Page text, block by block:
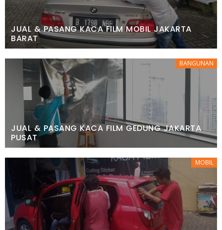
JUAL & PASANG KACA FILM MOBIL JAKARTA
BARAT
BANGUNAN
JUAL & PASANG KACA FILM GEDUNG JAKARTA
PUSAT
MOBIL